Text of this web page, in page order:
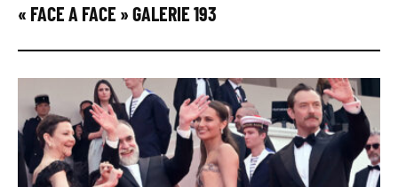
« FACE A FACE » GALERIE 193